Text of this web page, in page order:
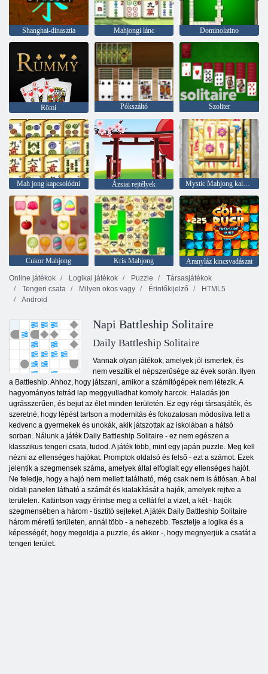
Shanghai-dinasztia Mahjongi lánc Dominolatino
Römi Pókszáltó Szoliter
Mah jong kapcsolódni Ázsiai rejtélyek Mystic Mahjong kalandok
Cukor Mahjong Kris Mahjong
Aranyláz kincsvadászat
Online játékok
Logikai játékok Puzzle
Társasjátékok
Tengeri csata
Milyen okos vagy Érintőkijelző
HTML5
Android
Napi Battleship Solitaire
Daily Battleship Solitaire
Vannak olyan játékok, amelyek jól ismertek, és
nem veszítik el népszerűsége az évek során. Ilyen
a Battleship. Ahhoz, hogy játszani, amikor a számítógépek nem létezik. A
hagyományos tetrád lap meggyulladhat komoly harcok. Haladás jön
ugrásszerűen, és bejut az élet minden területén. Ez egy régi társasjáték, és
szeretné, hogy lépést tartson a modernitás és fokozatosan módosítva lett a
kedvenc a gyermekek és unokák, akik játszottak az iskolában a hátsó
sorban. Nálunk a játék Daily Battleship Solitaire - ez nem egészen a
klasszikus tengeri csata, tudod. A játék több, mint egy japán puzzle. Meg kell
nézni az ellenséges hajókat. Promptok oldalsó és felső - ezt a számot. Ezek
jelentik a szegmensek száma, amelyek által elfoglalt egy ellenséges hajót.
Ne feledje, hogy a hajó nem mellett található, még csak nem is átlósan. A bal
oldali panelen látható a számát és kialakítását a hajók, amelyek rejtve a
területen. Kattintson vagy érintse meg a cellát fel a vizet, a két - hajók
szegmensében a három - tisztító sejteket. A játék Daily Battleship Solitaire
három méretű területen, annál több - a nehezebb. Tesztelje a logika és a
képességét, hogy megoldja a puzzle, és akkor -, hogy megnyerjük a csatát a
tengeri terület.